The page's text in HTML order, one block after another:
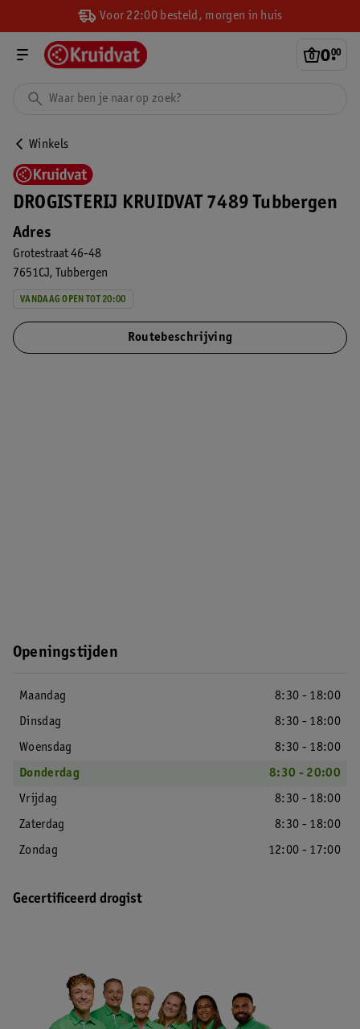
Voor 22:00 besteld, morgen in huis
0.
00
Winkels
DROGISTERIJ KRUIDVAT 7489 Tubbergen
Adres
Grotestraat 46-48
7651CJ
Tubbergen
VANDAAG OPEN TOT 20:00
Routebeschrijving
Openingstijden
Maandag
8:30 - 18:00
Dinsdag
8:30 - 18:00
Woensdag
8:30 - 18:00
Donderdag
8:30 - 20:00
Vrijdag
8:30 - 18:00
Zaterdag
8:30 - 18:00
Zondag
12:00 - 17:00
Gecertificeerd drogist